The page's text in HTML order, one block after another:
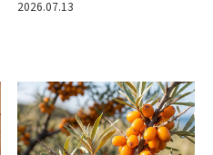
2026.07.13